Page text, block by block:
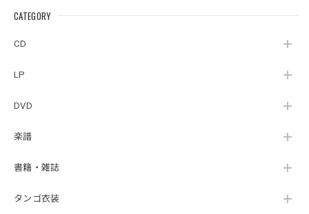
CATEGORY
CD
LP
DVD
楽譜
書籍・雑誌
タンゴ衣装